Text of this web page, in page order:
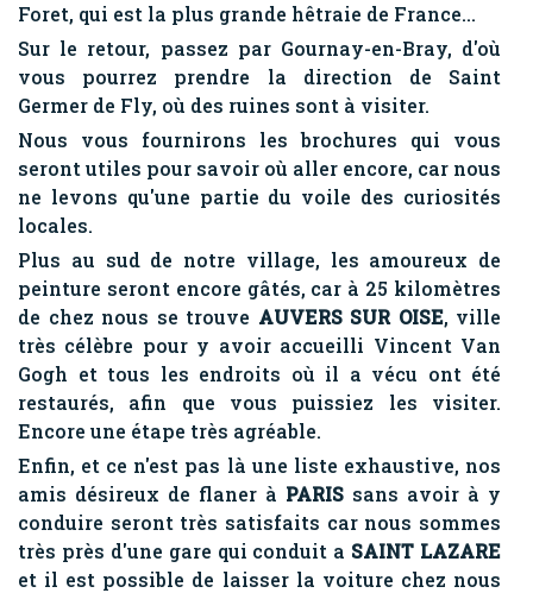
Foret, qui est la plus grande hêtraie de France...
Sur le retour, passez par Gournay-en-Bray, d'où
vous pourrez prendre la direction de Saint
Germer de Fly, où des ruines sont à visiter.
Nous vous fournirons les brochures qui vous
seront utiles pour savoir où aller encore, car nous
ne levons qu'une partie du voile des curiosités
locales.
Plus au sud de notre village, les amoureux de
peinture seront encore gâtés, car à 25 kilomètres
de chez nous se trouve AUVERS SUR OISE, ville
très célèbre pour y avoir accueilli Vincent Van
Gogh et tous les endroits où il a vécu ont été
restaurés, afin que vous puissiez les visiter.
Encore une étape très agréable.
Enfin, et ce n'est pas là une liste exhaustive, nos
amis désireux de flaner à PARIS sans avoir à y
conduire seront très satisfaits car nous sommes
très près d'une gare qui conduit a SAINT LAZARE
et il est possible de laisser la voiture chez nous